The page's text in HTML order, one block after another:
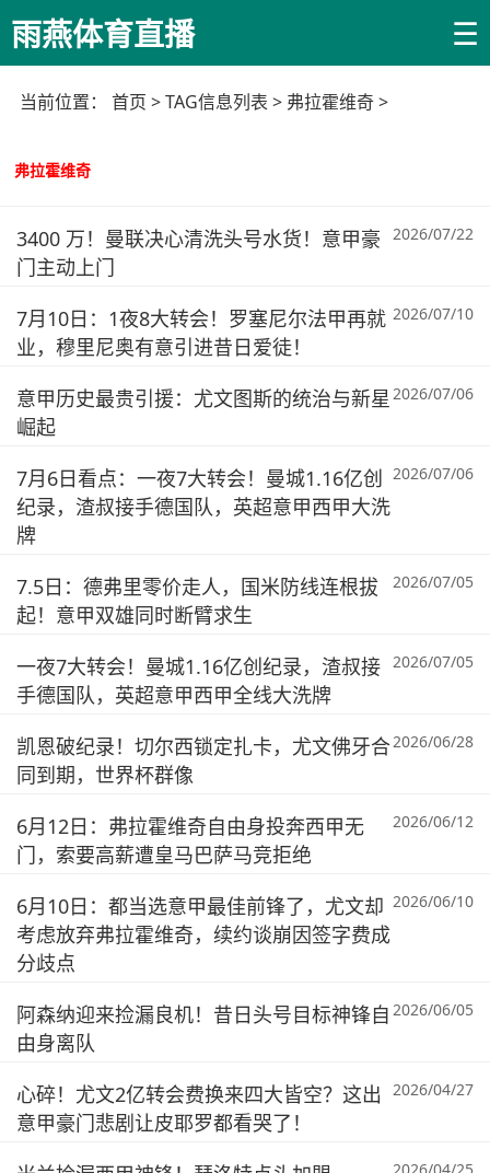
雨燕体育直播 ☰
当前位置： 首页 > TAG信息列表 > 弗拉霍维奇 >
弗拉霍维奇
3400 万！曼联决心清洗头号水货！意甲豪
门主动上门
2026/07/22
7月10日：1夜8大转会！罗塞尼尔法甲再就
业，穆里尼奥有意引进昔日爱徒！
2026/07/10
意甲历史最贵引援：尤文图斯的统治与新星
崛起
2026/07/06
7月6日看点：一夜7大转会！曼城1.16亿创
纪录，渣叔接手德国队，英超意甲西甲大洗
牌
2026/07/06
7.5日：德弗里零价走人，国米防线连根拔
起！意甲双雄同时断臂求生
2026/07/05
一夜7大转会！曼城1.16亿创纪录，渣叔接
手德国队，英超意甲西甲全线大洗牌
2026/07/05
凯恩破纪录！切尔西锁定扎卡，尤文佛牙合
同到期，世界杯群像
2026/06/28
6月12日：弗拉霍维奇自由身投奔西甲无
门，索要高薪遭皇马巴萨马竞拒绝
2026/06/12
6月10日：都当选意甲最佳前锋了，尤文却
考虑放弃弗拉霍维奇，续约谈崩因签字费成
分歧点
2026/06/10
阿森纳迎来捡漏良机！昔日头号目标神锋自
由身离队
2026/06/05
心碎！尤文2亿转会费换来四大皆空？这出
意甲豪门悲剧让皮耶罗都看哭了！
2026/04/27